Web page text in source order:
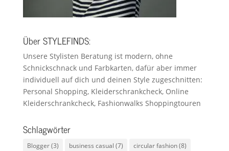
Über STYLEFINDS:
Unsere Stylisten Beratung ist modern, ohne
Schnickschnack und Farbkarten, dafür aber immer
individuell auf dich und deinen Style zugeschnitten:
Personal Shopping, Kleiderschrankcheck, Online
Kleiderschrankcheck, Fashionwalks Shoppingtouren
Schlagwörter
Blogger(3) business casual (7) circular fashion(8)